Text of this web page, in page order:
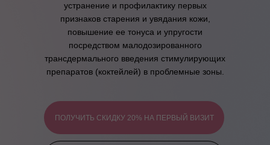
ПОЛУЧИТЬ СКИДКУ 20% НА ПЕРВЫЙ ВИЗИТ
устранение и профилактику первых
признаков старения и увядания кожи,
повышение ее тонуса и упругости
посредством малодозированного
трансдермального введения стимулирующих
препаратов (коктейлей) в проблемные зоны.